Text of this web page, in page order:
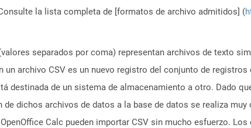
Consulte la lista completa de [formatos de archivo admitidos] (
separados por coma) representan archivos de texto
un archivo CSV es un nuevo registro del conjunto de
destinada de un sistema de almacenamiento a otro. Dado
dichos archivos de datos a la base de datos se realiza
Calc pueden importar CSV sin mucho esfuerzo.